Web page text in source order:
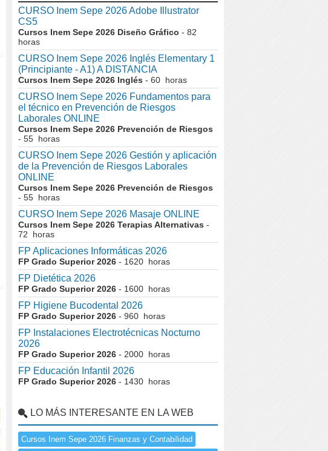
CURSO Inem Sepe 2026 Adobe Illustrator
CS5
Cursos Inem Sepe 2026 Diseño Gráfico - 82
horas
CURSO Inem Sepe 2026 Inglés Elementary 1
(Principiante - A1) A DISTANCIA
Cursos Inem Sepe 2026 Inglés - 60 horas
CURSO Inem Sepe 2026 Fundamentos para
el técnico en Prevención de Riesgos
Laborales ONLINE
Cursos Inem Sepe 2026 Prevención de Riesgos
- 55 horas
CURSO Inem Sepe 2026 Gestión y aplicación
de la Prevención de Riesgos Laborales
ONLINE
Cursos Inem Sepe 2026 Prevención de Riesgos
- 55 horas
CURSO Inem Sepe 2026 Masaje ONLINE
Cursos Inem Sepe 2026 Terapias Alternativas -
72 horas
FP Aplicaciones Informáticas 2026
FP Grado Superior 2026 - 1620 horas
FP Dietética 2026
FP Grado Superior 2026 - 1600 horas
FP Higiene Bucodental 2026
FP Grado Superior 2026 - 960 horas
FP Instalaciones Electrotécnicas Nocturno
2026
FP Grado Superior 2026 - 2000 horas
FP Educación Infantil 2026
FP Grado Superior 2026 - 1430 horas
LO MÁS INTERESANTE EN LA WEB
Cursos Inem Sepe 2026 Finanzas y Contabilidad